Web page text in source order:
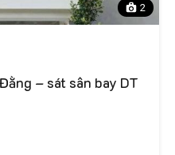
2
– sát sân bay DT